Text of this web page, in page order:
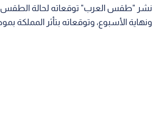
نشر "طقس العرب" توقعاته لحالة الطقس
ونهاية الأسبوع، وتوقعاته بتأثر المملكة